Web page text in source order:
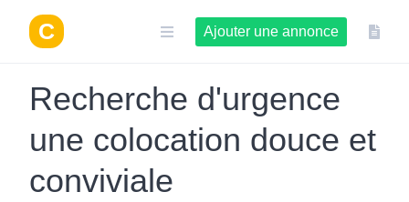
contenu
Ajouter une annonce
Recherche d'urgence
une colocation douce et
conviviale